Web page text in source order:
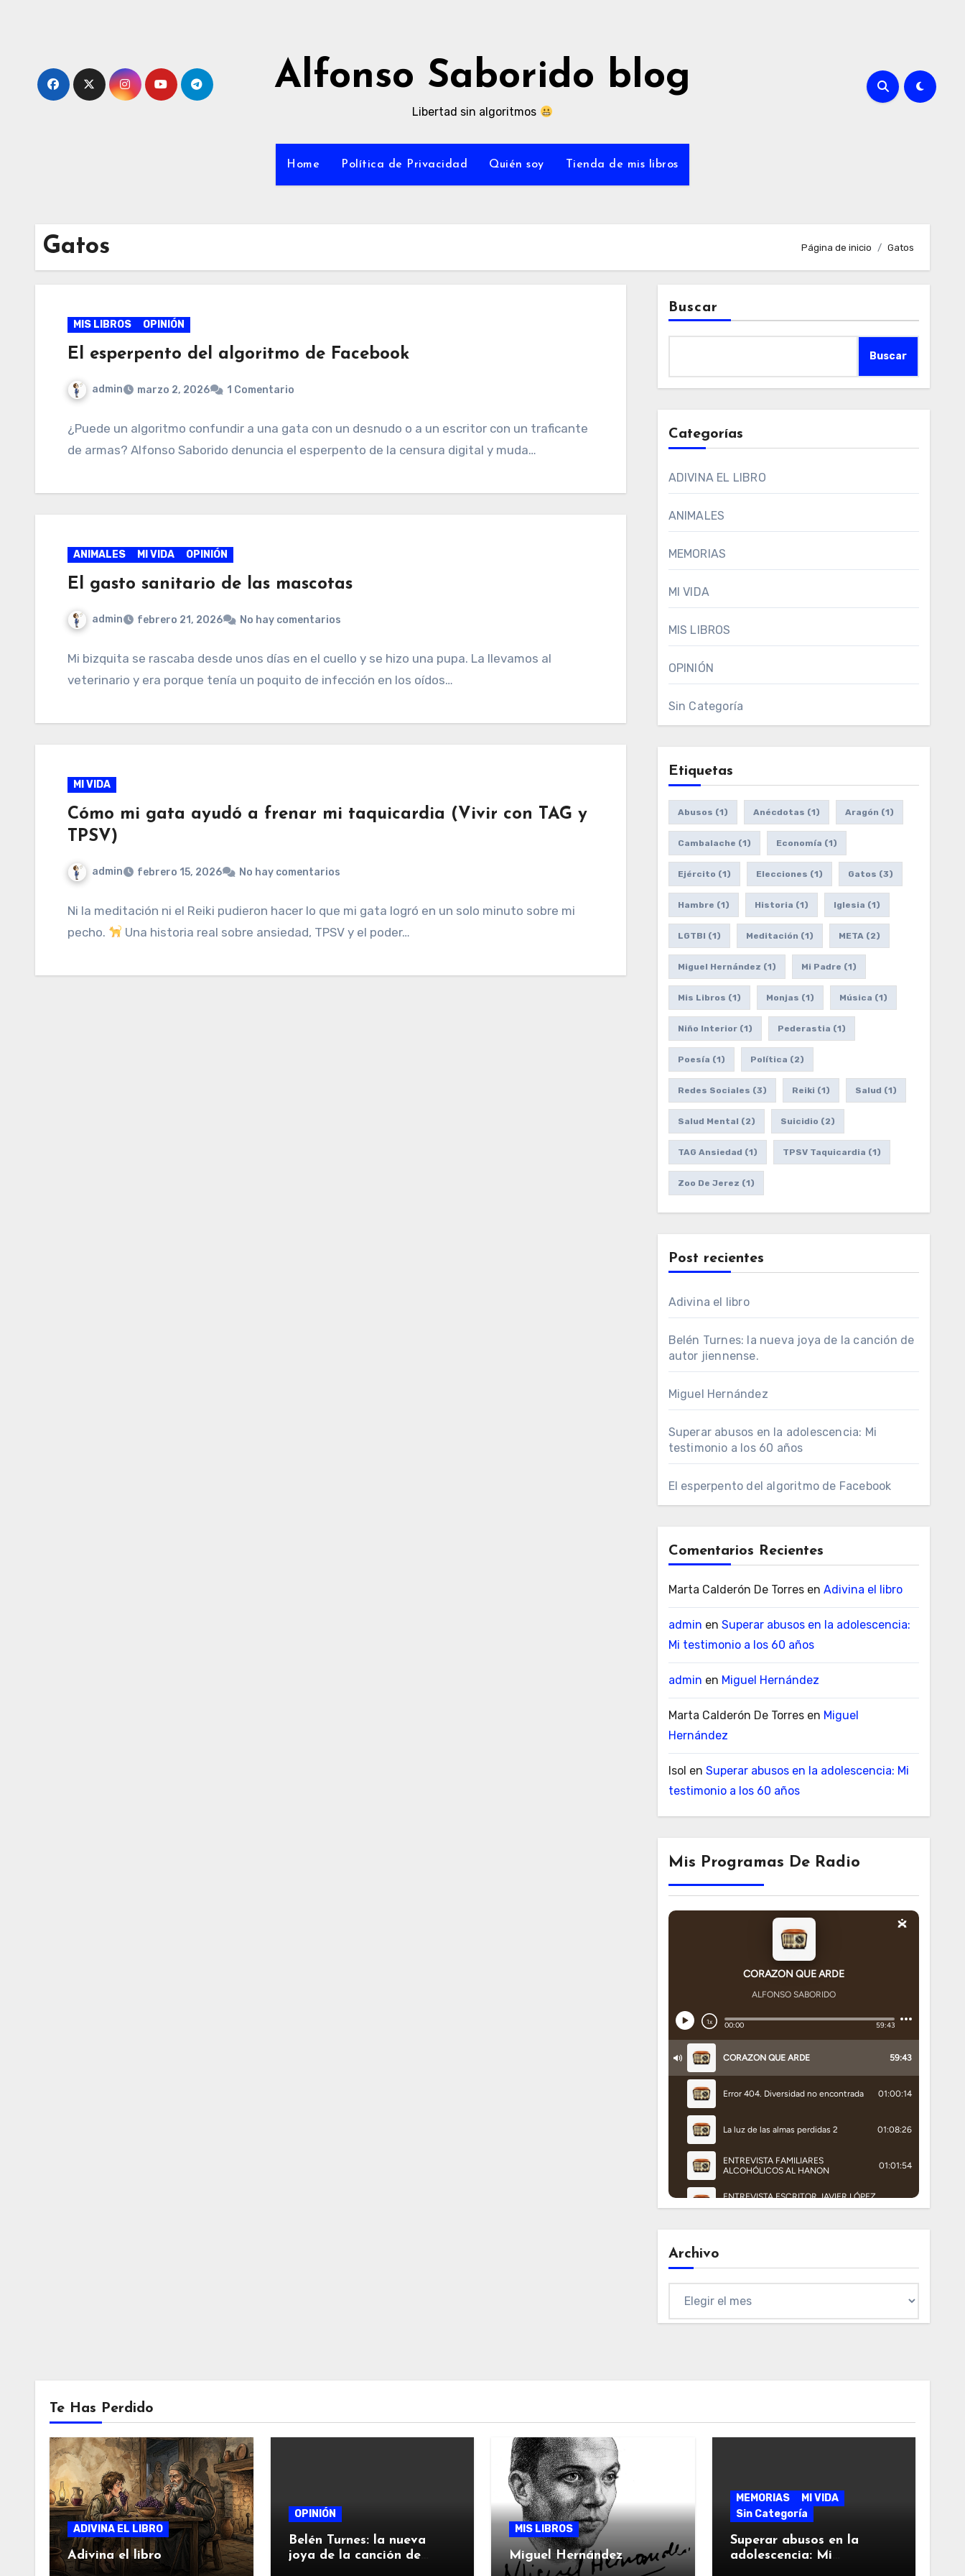
Alfonso Saborido blog
Libertad sin algoritmos
Home Política de Privacidad Quién soy Tienda de mis libros
Gatos Página de inicio Gatos
MIS LIBROS OPINIÓN
El esperpento del algoritmo de Facebook
admin marzo 2, 2026 1 Comentario
¿Puede un algoritmo confundir a una gata con un desnudo o a un escritor con un traficante
de armas? Alfonso Saborido denuncia el esperpento de la censura digital y muda…
ANIMALES MI VIDA OPINIÓN
El gasto sanitario de las mascotas
admin febrero 21, 2026 No hay comentarios
Mi bizquita se rascaba desde unos días en el cuello y se hizo una pupa. La llevamos al
veterinario y era porque tenía un poquito de infección en los oídos…
MI VIDA
Cómo mi gata ayudó a frenar mi taquicardia (Vivir con TAG y
TPSV)
admin febrero 15, 2026 No hay comentarios
Ni la meditación ni el Reiki pudieron hacer lo que mi gata logró en un solo minuto sobre mi
pecho.
Una historia real sobre ansiedad, TPSV y el poder…
Buscar
Buscar
Categorías
ADIVINA EL LIBRO
ANIMALES
MEMORIAS
MI VIDA
MIS LIBROS
OPINIÓN
Sin Categoría
Etiquetas
Abusos (1) Anécdotas (1) Aragón (1)
Cambalache (1) Economía (1)
Ejército (1) Elecciones (1) Gatos (3)
Hambre (1) Historia (1) Iglesia (1)
LGTBI (1) Meditación (1) META(2)
Miguel Hernández (1) Mi Padre (1)
Mis Libros (1) Monjas (1) Música (1)
Niño Interior(1) Pederastia (1)
Poesía (1) Política (2)
Redes Sociales (3) Reiki (1) Salud (1)
Salud Mental (2) Suicidio (2)
TAG Ansiedad (1) TPSV Taquicardia (1)
Zoo De Jerez (1)
Post recientes
Adivina el libro
Belén Turnes: la nueva joya de la canción de
autor jiennense.
Miguel Hernández
Superar abusos en la adolescencia: Mi
testimonio a los 60 años
El esperpento del algoritmo de Facebook
Comentarios Recientes
Marta Calderón De Torresen Adivina el libro
admin en Superar abusos en la adolescencia:
Mi testimonio a los 60 años
admin en Miguel Hernández
Marta Calderón De Torresen Miguel
Hernández
Isol en Superar abusos en la adolescencia: Mi
testimonio a los 60 años
Mis Programas De Radio
Archivo
Te Has Perdido
ADIVINA EL LIBRO
Adivina el libro
OPINIÓN
Belén Turnes: la nueva
joya de la canción de
MIS LIBROS
Miguel Hernández
MEMORIAS
MI VIDA
Sin Categoría
Superar abusos en la
adolescencia: Mi